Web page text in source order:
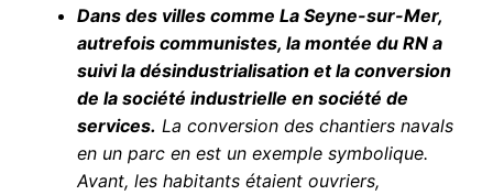
Dans des villes comme La Seyne-sur-Mer,
autrefois communistes, la montée du RN a
suivi la désindustrialisation et la conversion
de la société industrielle en société de
services. La conversion des chantiers navals
en un parc en est un exemple symbolique.
Avant, les habitants étaient ouvriers,